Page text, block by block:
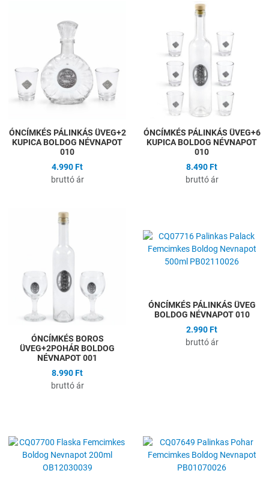
Hozzáadás a kívánságlistához
Összehasonlítás
Gyors nézet
ÓNCÍMKÉS PÁLINKÁS ÜVEG+2
KUPICA BOLDOG NÉVNAPOT
010
4.990 Ft
bruttó ár
ÓNCÍMKÉS PÁLINKÁS ÜVEG+6
KUPICA BOLDOG NÉVNAPOT
010
8.490 Ft
bruttó ár
Összehasonlítás
ÓNCÍMKÉS BOROS
ÜVEG+2POHÁR BOLDOG
NÉVNAPOT 001
8.990 Ft
bruttó ár
ÓNCÍMKÉS PÁLINKÁS ÜVEG
BOLDOG NÉVNAPOT 010
2.990 Ft
bruttó ár
Összehasonlítás